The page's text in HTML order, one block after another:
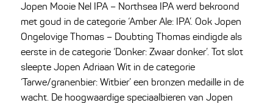
Jopen Mooie Nel IPA – Northsea IPA werd bekroond
met goud in de categorie ‘Amber Ale: IPA’. Ook Jopen
Ongelovige Thomas – Doubting Thomas eindigde als
eerste in de categorie ‘Donker: Zwaar donker’. Tot slot
sleepte Jopen Adriaan Wit in de categorie
‘Tarwe/granenbier: Witbier’ een bronzen medaille in de
wacht. De hoogwaardige speciaalbieren van Jopen